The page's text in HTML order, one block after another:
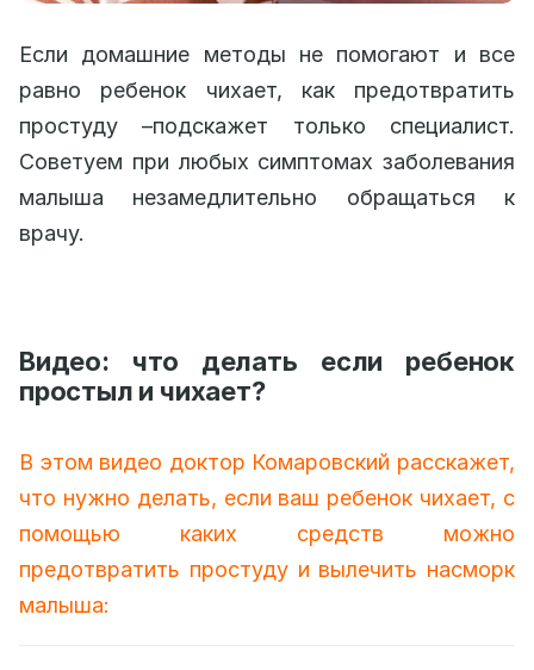
Если домашние методы не помогают и все
равно ребенок чихает, как предотвратить
простуду –подскажет только специалист.
Советуем при любых симптомах заболевания
малыша незамедлительно обращаться к
врачу.
Видео: что делать если ребенок
простыл и чихает?
В этом видео доктор Комаровский расскажет,
что нужно делать, если ваш ребенок чихает, с
помощью каких средств можно
предотвратить простуду и вылечить насморк
малыша: